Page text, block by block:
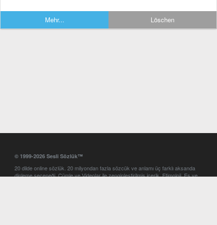
Mehr... Löschen
© 1999-2026 Sesli Sözlük™
20 dilde online sözlük. 20 milyondan fazla sözcük ve anlamı üç farklı aksanda
dinleme seçeneği. Cümle ve Videolar ile zenginleştirilmiş içerik. Etimoloji, Eş ve